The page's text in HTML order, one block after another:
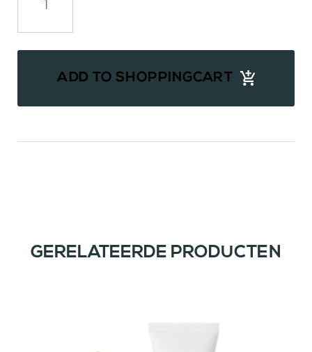
Daily
Moisturiser
Hydrating
ADD TO SHOPPINGCART
GERELATEERDE PRODUCTEN